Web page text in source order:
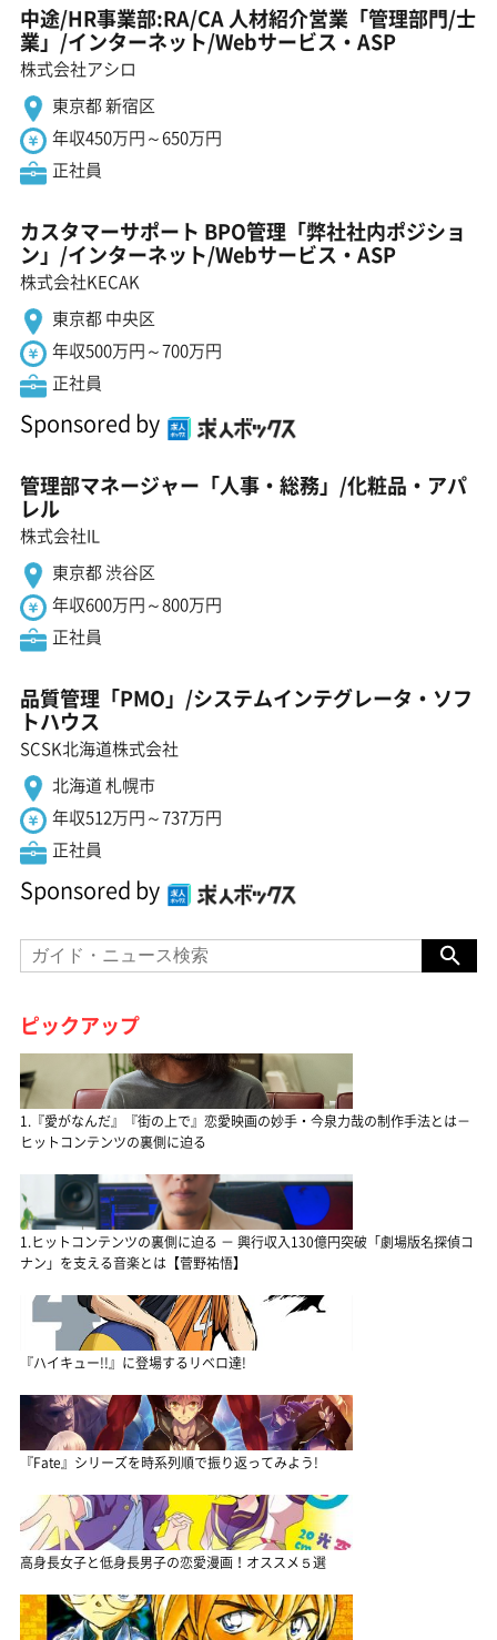
中途/HR事業部:RA/CA 人材紹介営業「管理部門/士
業」/インターネット/Webサービス・ASP
株式会社アシロ
東京都 新宿区
年収450万円～650万円
正社員
カスタマーサポート BPO管理「弊社社内ポジショ
ン」/インターネット/Webサービス・ASP
株式会社KECAK
東京都 中央区
年収500万円～700万円
正社員
Sponsored by
管理部マネージャー「人事・総務」/化粧品・アパ
レル
株式会社IL
東京都 渋谷区
年収600万円～800万円
正社員
品質管理「PMO」/システムインテグレータ・ソフ
トハウス
SCSK北海道株式会社
北海道 札幌市
年収512万円～737万円
正社員
Sponsored by
ピックアップ
1.『愛がなんだ』『街の上で』恋愛映画の妙手・今泉力哉の制作手法とは－
ヒットコンテンツの裏側に迫る
1.ヒットコンテンツの裏側に迫る － 興行収入130億円突破「劇場版名探偵コ
ナン」を支える音楽とは【菅野祐悟】
『ハイキュー!!』に登場するリベロ達!
『Fate』シリーズを時系列順で振り返ってみよう!
高身長女子と低身長男子の恋愛漫画！オススメ５選